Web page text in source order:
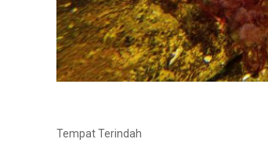
Tempat Terindah